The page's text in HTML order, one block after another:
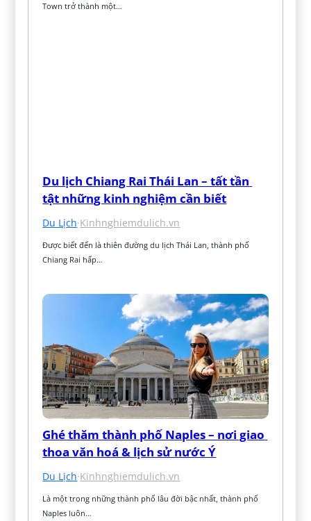
Town trở thành một…
Du lịch Chiang Rai Thái Lan – tất tần
tật những kinh nghiệm cần biết
Du Lịch·Kinhnghiemdulich.vn
Được biết đến là thiên đường du lịch Thái Lan, thành phố
Chiang Rai hấp…
Ghé thăm thành phố Naples – nơi giao
thoa văn hoá & lịch sử nước Ý
Du Lịch·Kinhnghiemdulich.vn
Là một trong những thành phố lâu đời bậc nhất, thành phố
Naples luôn…